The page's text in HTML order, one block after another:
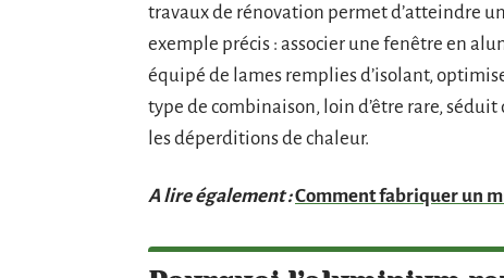
travaux de rénovation permet d’atteindre
exemple précis : associer une fenêtre en
équipé de lames remplies d’isolant,
type de combinaison, loin d’être rare,
les déperditions de chaleur.
A lire également :Comment fabriquer un